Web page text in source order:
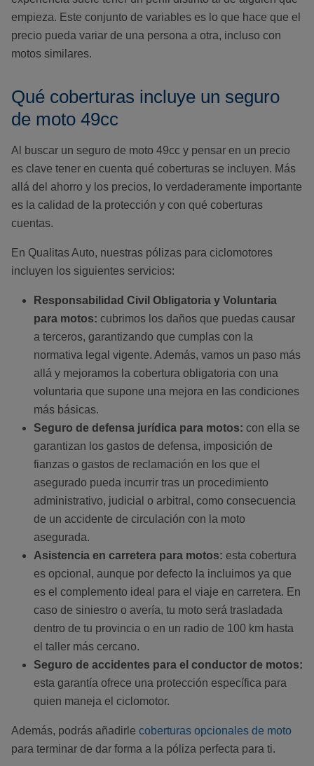
empieza. Este conjunto de variables es lo que hace que el
precio pueda variar de una persona a otra, incluso con
motos similares.
Qué coberturas incluye un seguro
de moto 49cc
Al buscar un seguro de moto 49cc y pensar en un precio
es clave tener en cuenta qué coberturas se incluyen. Más
allá del ahorro y los precios, lo verdaderamente importante
es la calidad de la protección y con qué coberturas
cuentas.
En Qualitas Auto, nuestras pólizas para ciclomotores
incluyen los siguientes servicios:
Responsabilidad Civil Obligatoria y Voluntaria
para motos: cubrimos los daños que puedas causar
a terceros, garantizando que cumplas con la
normativa legal vigente. Además, vamos un paso más
allá y mejoramos la cobertura obligatoria con una
voluntaria que supone una mejora en las condiciones
más básicas.
Seguro de defensa jurídica para motos: con ella se
garantizan los gastos de defensa, imposición de
fianzas o gastos de reclamación en los que el
asegurado pueda incurrir tras un procedimiento
administrativo, judicial o arbitral, como consecuencia
de un accidente de circulación con la moto
asegurada.
Asistencia en carretera para motos: esta cobertura
es opcional, aunque por defecto la incluimos ya que
es el complemento ideal para el viaje en carretera. En
caso de siniestro o avería, tu moto será trasladada
dentro de tu provincia o en un radio de 100 km hasta
el taller más cercano.
Seguro de accidentes para el conductor de motos:
esta garantía ofrece una protección específica para
quien maneja el ciclomotor.
Además, podrás añadirle coberturas opcionales de moto
para terminar de dar forma a la póliza perfecta para ti.